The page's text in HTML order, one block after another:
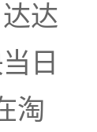
达
日
淘